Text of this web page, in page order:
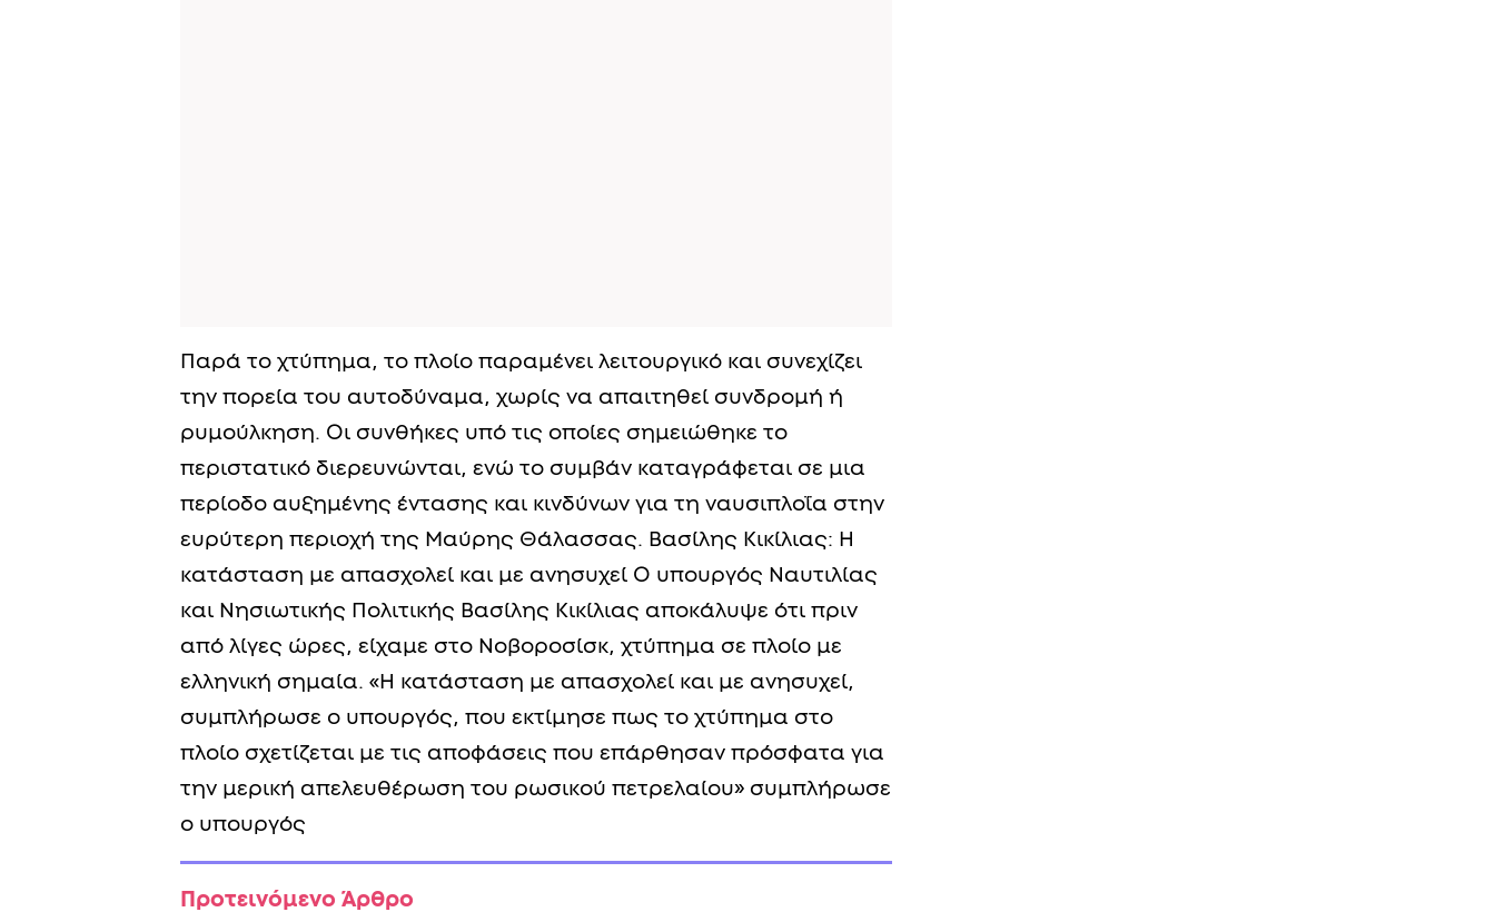
Παρά το χτύπημα, το πλοίο παραμένει λειτουργικό και συνεχίζει
την πορεία του αυτοδύναμα, χωρίς να απαιτηθεί συνδρομή ή
ρυμούλκηση. Οι συνθήκες υπό τις οποίες σημειώθηκε το
περιστατικό διερευνώνται, ενώ το συμβάν καταγράφεται σε μια
περίοδο αυξημένης έντασης και κινδύνων για τη ναυσιπλοΐα στην
ευρύτερη περιοχή της Μαύρης Θάλασσας. Βασίλης Κικίλιας: Η
κατάσταση με απασχολεί και με ανησυχεί Ο υπουργός Ναυτιλίας
και Νησιωτικής Πολιτικής Βασίλης Κικίλιας αποκάλυψε ότι πριν
από λίγες ώρες, είχαμε στο Νοβοροσίσκ, χτύπημα σε πλοίο με
ελληνική σημαία. «Η κατάσταση με απασχολεί και με ανησυχεί,
συμπλήρωσε ο υπουργός, που εκτίμησε πως το χτύπημα στο
πλοίο σχετίζεται με τις αποφάσεις που επάρθησαν πρόσφατα για
την μερική απελευθέρωση του ρωσικού πετρελαίου» συμπλήρωσε
ο υπουργός
Προτεινόμενο Άρθρο